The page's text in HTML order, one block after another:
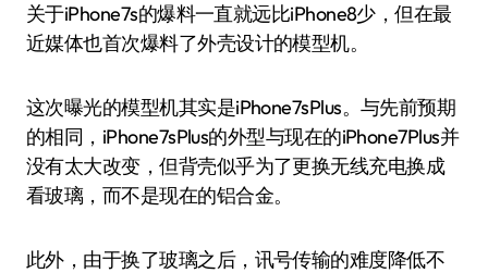
关于iPhone7s的爆料一直就远比iPhone8少，但在最
近媒体也首次爆料了外壳设计的模型机。
这次曝光的模型机其实是iPhone7sPlus。与先前预期
的相同，iPhone7sPlus的外型与现在的iPhone7Plus并
没有太大改变，但背壳似乎为了更换无线充电换成
看玻璃，而不是现在的铝合金。
此外，由于换了玻璃之后，讯号传输的难度降低不